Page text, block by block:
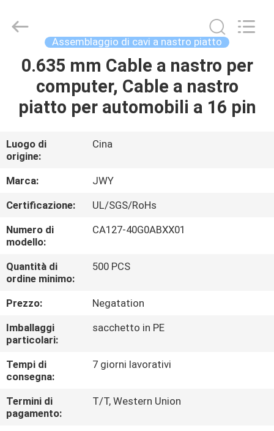
CASA
PRODOTTI
CIRCA
NOI
GIRO
DELLA
FABBRICA
CONTROLLO
DI
QUALITÀ
CONTATTICI
RICHIEDA
Electronic
Reserved.
Assemblaggio di cavi a nastro piatto
0.635 mm Cable a nastro per
computer, Cable a nastro
piatto per automobili a 16 pin
Luogo di
origine:
Cina
Marca:
JWY
Certificazione:
UL/SGS/RoHs
Numero di
modello:
CA127-40G0ABXX01
Quantità di
ordine minimo:
500 PCS
Prezzo:
Negatation
Imballaggi
particolari:
sacchetto in PE
Tempi di
consegna:
7 giorni lavorativi
Termini di
pagamento:
T/T, Western Union